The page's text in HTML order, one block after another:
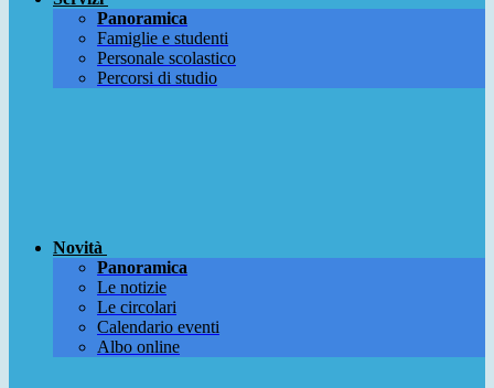
Panoramica
Famiglie e studenti
Personale scolastico
Percorsi di studio
Novità
Panoramica
Le notizie
Le circolari
Calendario eventi
Albo online